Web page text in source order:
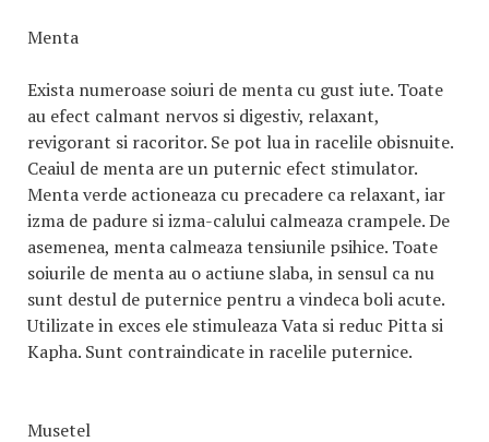
Menta
Exista numeroase soiuri de menta cu gust iute. Toate
au efect calmant nervos si digestiv, relaxant,
revigorant si racoritor. Se pot lua in racelile obisnuite.
Ceaiul de menta are un puternic efect stimulator.
Menta verde actioneaza cu precadere ca relaxant, iar
izma de padure si izma-calului calmeaza crampele. De
asemenea, menta calmeaza tensiunile psihice. Toate
soiurile de menta au o actiune slaba, in sensul ca nu
sunt destul de puternice pentru a vindeca boli acute.
Utilizate in exces ele stimuleaza Vata si reduc Pitta si
Kapha. Sunt contraindicate in racelile puternice.
Musetel